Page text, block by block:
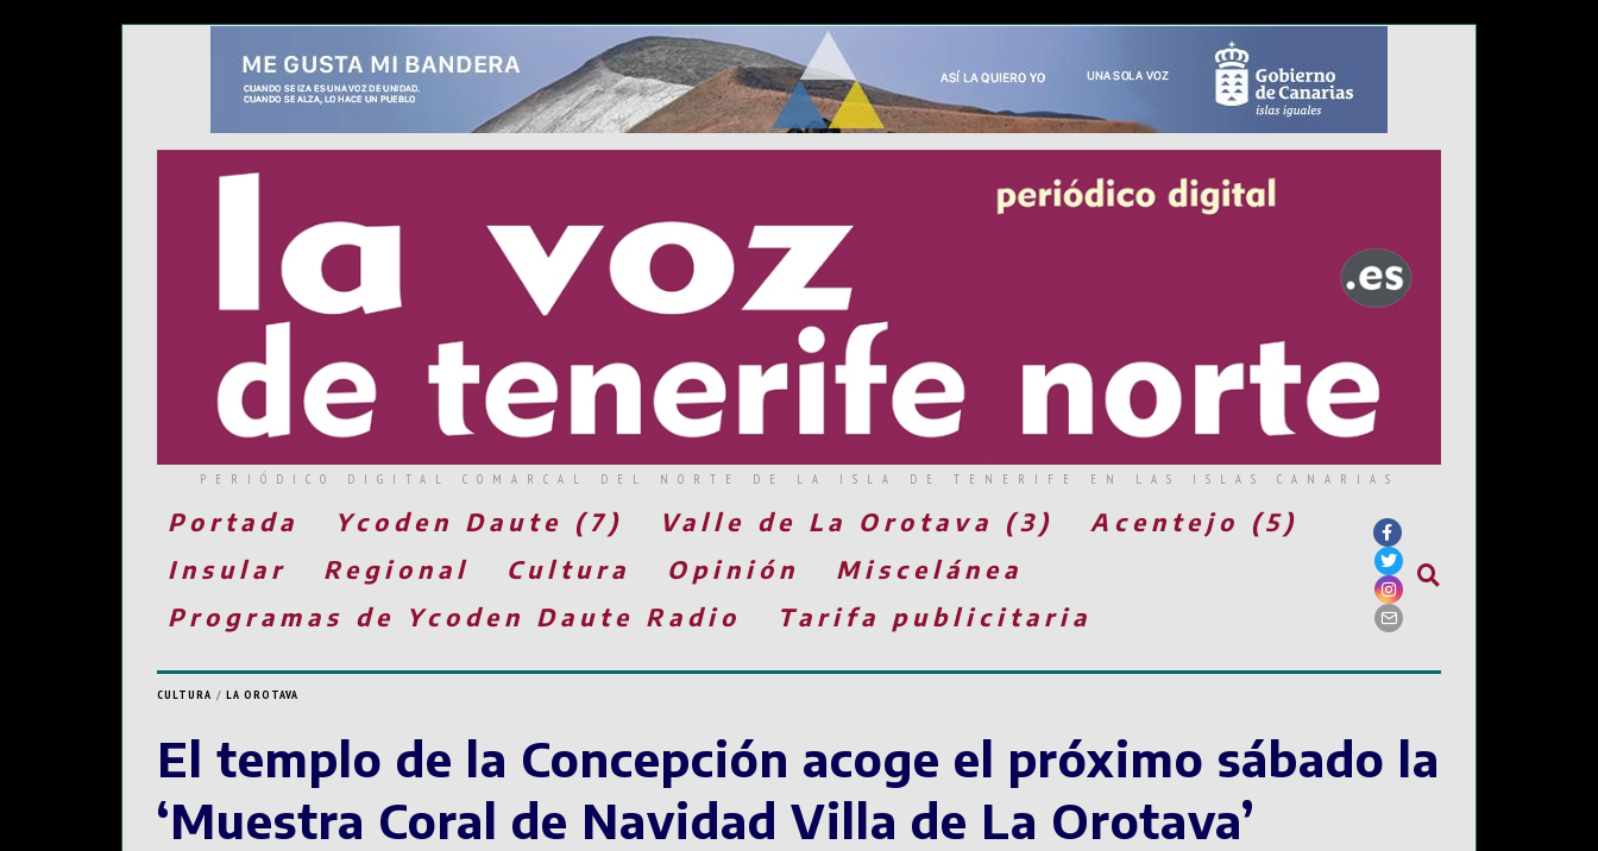
PERIÓDICO DIGITAL COMARCAL DEL NORTE DE LA ISLA DE TENERIFE EN LAS ISLAS CANARIAS
Portada Ycoden Daute (7) Valle de La Orotava (3)
Acentejo (5)
Insular
Regional Cultura Opinión
Miscelánea
Programas de Ycoden Daute Radio
Tarifa publicitaria
CULTURA / LA OROTAVA
El templo de la Concepción acoge el próximo sábado la
‘Muestra Coral de Navidad Villa de La Orotava’